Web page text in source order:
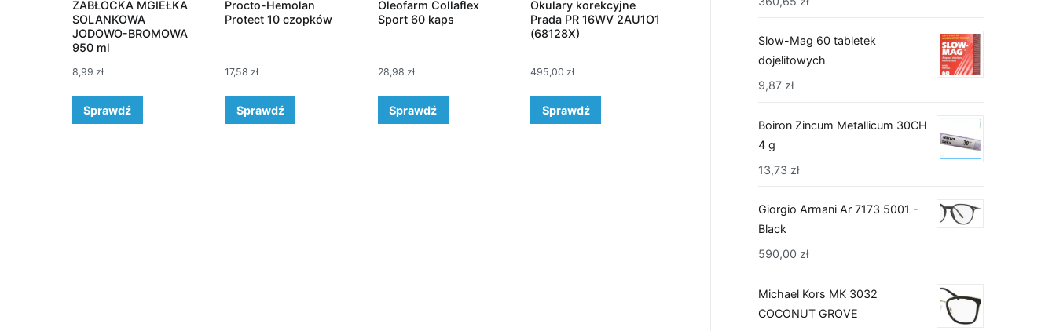
ZABŁOCKA MGIEŁKA
SOLANKOWA
JODOWO-BROMOWA
950 ml
8,99 zł
Sprawdź
Procto-Hemolan
Protect 10 czopków
17,58 zł
Sprawdź
Oleofarm Collaflex
Sport 60 kaps
28,98 zł
Sprawdź
Okulary korekcyjne
Prada PR 16WV 2AU1O1
(68128X)
495,00 zł
Sprawdź
Slow-Mag 60 tabletek
dojelitowych
9,87 zł
Boiron Zincum Metallicum 30CH
4 g
13,73 zł
Giorgio Armani Ar 7173 5001 -
Black
590,00 zł
Michael Kors MK 3032
COCONUT GROVE